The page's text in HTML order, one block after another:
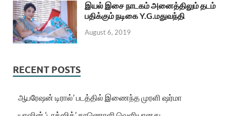
இயல் இசை நாடகம் அனைத்திலும் தடம்
பதிக்கும் நடிகை Y.G.மதுவந்தி
August 6, 2019
RECENT POSTS
ஆபரேஷன் டிரால்’ படத்தில் இணைந்த முரளி ஷர்மா